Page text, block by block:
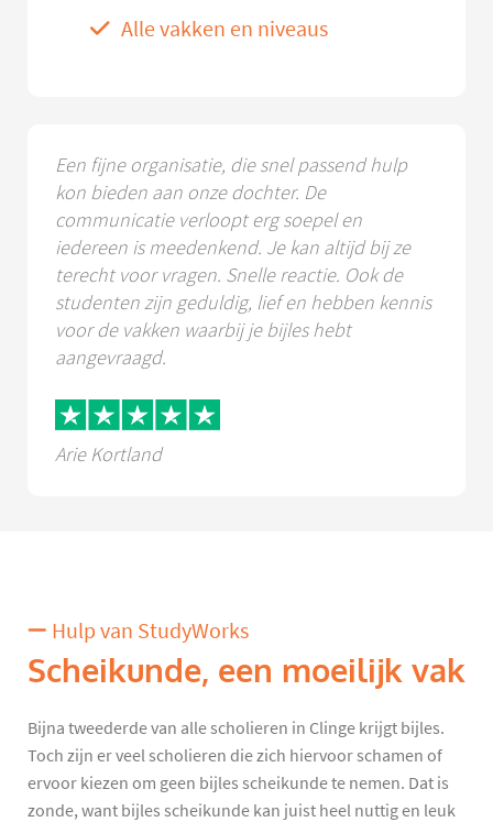
Alle vakken en niveaus
Een fijne organisatie, die snel passend hulp
kon bieden aan onze dochter. De
communicatie verloopt erg soepel en
iedereen is meedenkend. Je kan altijd bij ze
terecht voor vragen. Snelle reactie. Ook de
studenten zijn geduldig, lief en hebben kennis
voor de vakken waarbij je bijles hebt
aangevraagd.
Arie Kortland
Hulp van StudyWorks
Scheikunde, een moeilijk vak
Bijna tweederde van alle scholieren in Clinge krijgt bijles.
Toch zijn er veel scholieren die zich hiervoor schamen of
ervoor kiezen om geen bijles scheikunde te nemen. Dat is
zonde, want bijles scheikunde kan juist heel nuttig en leuk